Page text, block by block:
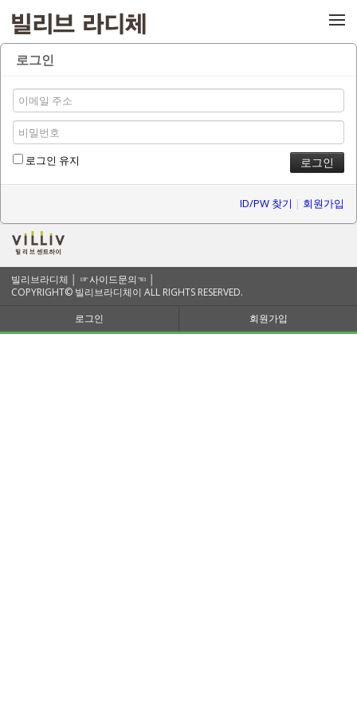
로그인
로그인 유지
ID/PW 찾기 | 회원가입
빌리브라디체 │ ☞사이드문의☜
COPYRIGHT© 빌리브라디체이 ALL RIGHTS RESERVED.
로그인
회원가입